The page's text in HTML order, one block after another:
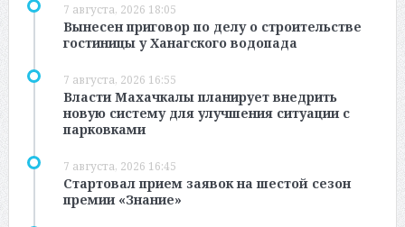
7 августа, 2026 18:05
Вынесен приговор по делу о строительстве
гостиницы у Ханагского водопада
7 августа, 2026 16:55
Власти Махачкалы планирует внедрить
новую систему для улучшения ситуации с
парковками
7 августа, 2026 16:45
Стартовал прием заявок на шестой сезон
премии «Знание»